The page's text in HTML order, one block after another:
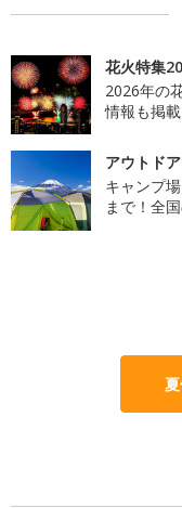
花火特集
2026年の
情報も掲載
アウトド
キャンプ
まで！全